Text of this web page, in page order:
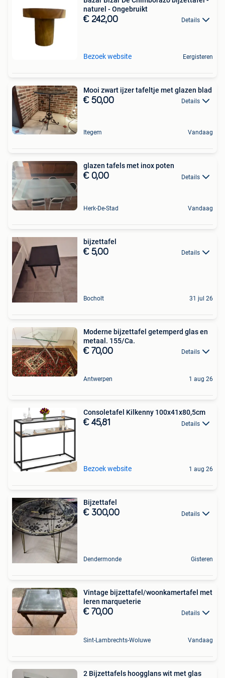
naturel - Ongebruikt
€ 242,00 Details
Bezoek website Eergisteren
Mooi zwart ijzer tafeltje met glazen blad
€ 50,00 Details
Itegem Vandaag
glazen tafels met inox poten
€ 0,00 Details
Herk-De-Stad Vandaag
bijzettafel
€ 5,00 Details
Bocholt 31 jul 26
Moderne bijzettafel getemperd glas en
metaal. 155/Ca.
€ 70,00 Details
Antwerpen 1 aug 26
Consoletafel Kilkenny 100x41x80,5cm
€ 45,81 Details
Bezoek website 1 aug 26
Bijzettafel
€ 300,00 Details
Dendermonde Gisteren
Vintage bijzettafel/woonkamertafel met
leren marqueterie
€ 70,00 Details
Sint-Lambrechts-Woluwe Vandaag
2 Bijzettafels hoogglans wit met glas